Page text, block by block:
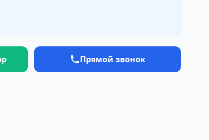
Прямой звонок